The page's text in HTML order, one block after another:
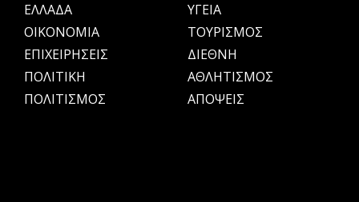
ΕΛΛΑΔΑ
OIKONOMIA
ΕΠΙΧΕΙΡΗΣΕΙΣ
ΠΟΛΙΤΙΚΗ
ΠΟΛΙΤΙΣΜΟΣ
ΥΓΕΙΑ
ΤΟΥΡΙΣΜΟΣ
ΔΙΕΘΝΗ
ΑΘΛΗΤΙΣΜΟΣ
ΑΠΟΨΕΙΣ